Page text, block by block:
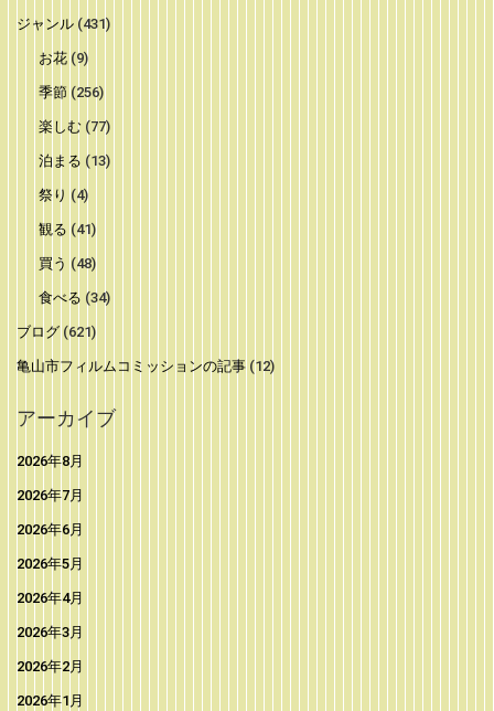
ジャンル (431)
お花(9)
季節 (256)
楽しむ (77)
泊まる (13)
祭り (4)
観る (41)
買う (48)
食べる (34)
ブログ (621)
亀山市フィルムコミッションの記事 (12)
アーカイブ
2026年8月
2026年7月
2026年6月
2026年5月
2026年4月
2026年3月
2026年2月
2026年1月